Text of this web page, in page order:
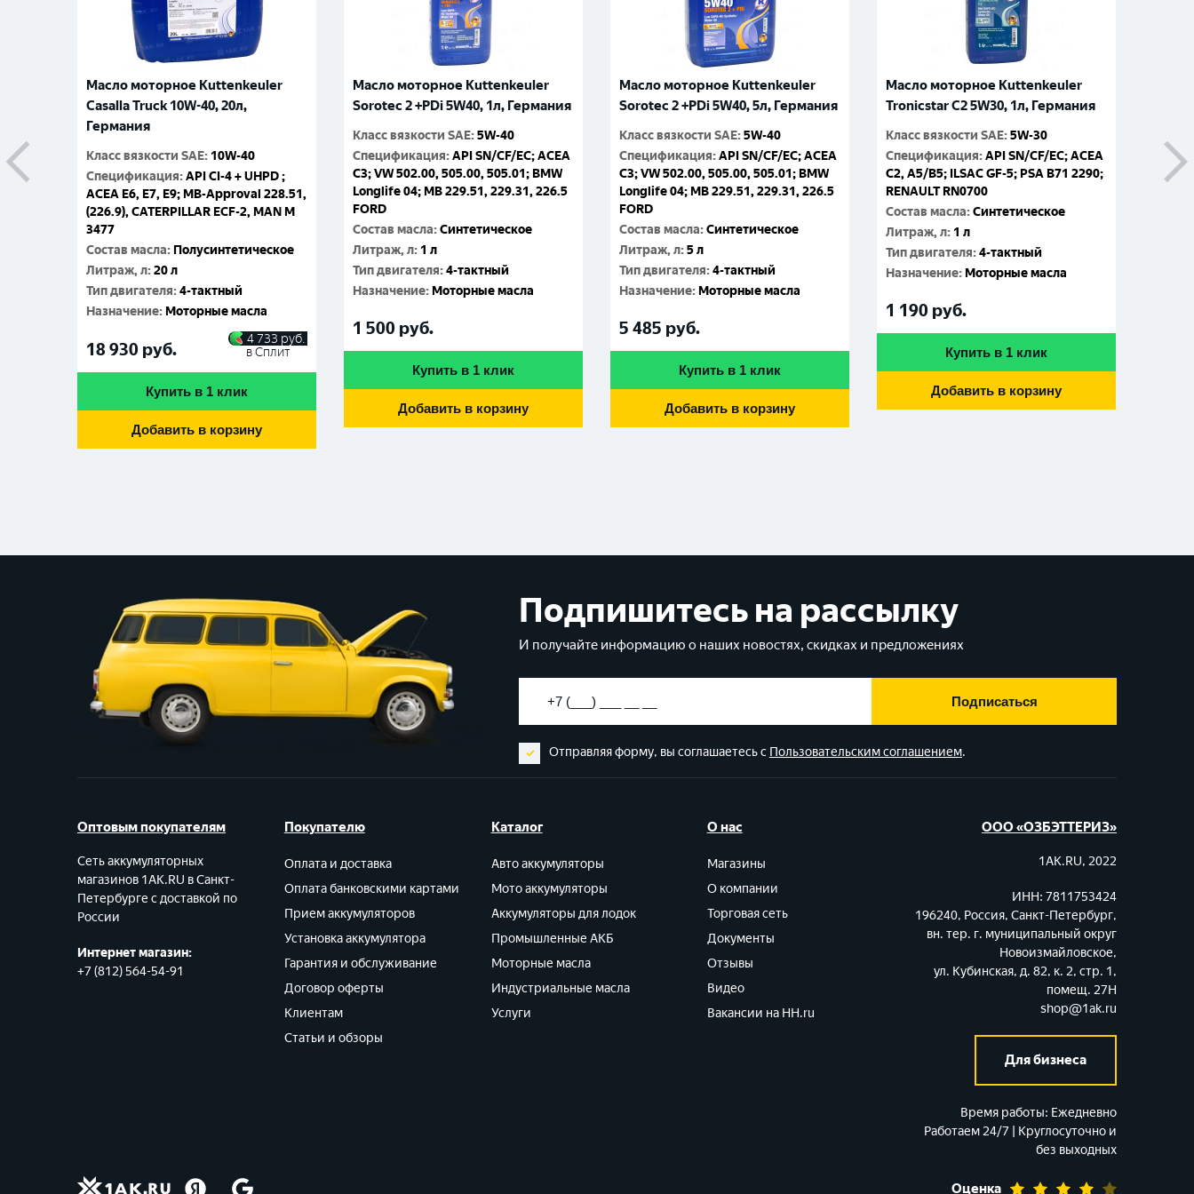
Масло моторное Kuttenkeuler
Casalla Truck 10W-40, 20л,
Германия
Класс вязкости SAE: 10W-40
Спецификация:API CI-4 + UHPD ;
ACEA E6, E7, E9; MB-Approval 228.51,
(226.9), CATERPILLAR ECF-2, MAN M
3477
Состав масла: Полусинтетическое
Литраж, л:20 л
Тип двигателя:4-тактный
Назначение: Моторные масла
18 930 руб.
4 733 руб.
в Сплит
Купить в 1 клик
Добавить в корзину
Масло моторное Kuttenkeuler
Sorotec 2 +PDi 5W40, 1л, Германия
Класс вязкости SAE:5W-40
Спецификация:API SN/CF/EC; ACEA
C3; VW 502.00, 505.00, 505.01; BMW
Longlife 04; MB 229.51, 229.31, 226.5
FORD
Состав масла:Синтетическое
Литраж, л: 1 л
Тип двигателя:4-тактный
Назначение: Моторные масла
1 500 руб.
Купить в 1 клик
Добавить в корзину
Масло моторное Kuttenkeuler
Sorotec 2 +PDi 5W40, 5л, Германия
Класс вязкости SAE:5W-40
Спецификация:API SN/CF/EC; ACEA
C3; VW 502.00, 505.00, 505.01; BMW
Longlife 04; MB 229.51, 229.31, 226.5
FORD
Состав масла:Синтетическое
Литраж, л:5 л
Тип двигателя:4-тактный
Назначение: Моторные масла
5 485 руб.
Купить в 1 клик
Добавить в корзину
Масло моторное Kuttenkeuler
Tronicstar C2 5W30, 1л, Германия
Класс вязкости SAE:5W-30
Спецификация:API SN/CF/EC; ACEA
C2, A5/B5; ILSAC GF-5; PSA B71 2290;
RENAULT RN0700
Состав масла:Синтетическое
Литраж, л: 1 л
Тип двигателя:4-тактный
Назначение: Моторные масла
1 190 руб.
Купить в 1 клик
Добавить в корзину
C2,
Подпишитесь на рассылку
И получайте информацию о наших новостях, скидках и предложениях
Подписаться
Отправляя форму, вы соглашаетесь с Пользовательским соглашением.
Оптовым покупателям
Сеть аккумуляторных
магазинов 1AK.RU в Санкт-
Петербурге с доставкой по
России
Интернет магазин:
+7 (812) 564-54-91
Покупателю
Оплата и доставка
Оплата банковскими картами
Прием аккумуляторов
Установка аккумулятора
Гарантия и обслуживание
Договор оферты
Клиентам
Статьи и обзоры
Каталог
Авто аккумуляторы
Мото аккумуляторы
Аккумуляторы для лодок
Промышленные АКБ
Моторные масла
Индустриальные масла
Услуги
О нас
Магазины
О компании
Торговая сеть
Документы
Отзывы
Видео
Вакансии на HH.ru
ООО «ОЗБЭТТЕРИЗ»
1AK.RU, 2022
ИНН: 7811753424
196240, Россия, Санкт-Петербург,
вн. тер. г. муниципальный округ
Новоизмайловское,
ул. Кубинская, д. 82, к. 2, стр. 1,
помещ. 27Н
shop@1ak.ru
Для бизнеса
Время работы: Ежедневно
Работаем 24/7 | Круглосуточно и
без выходных
Оценка